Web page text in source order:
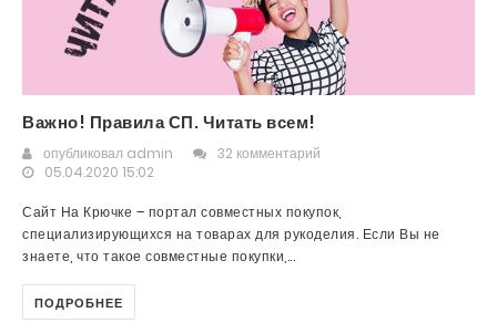
Важно! Правила СП. Читать всем!
опубликовал admin
32 комментарий
05.04.2020 15:02
Сайт На Крючке – портал совместных покупок,
специализирующихся на товарах для рукоделия. Если Вы не
знаете, что такое совместные покупки,...
ПОДРОБНЕЕ